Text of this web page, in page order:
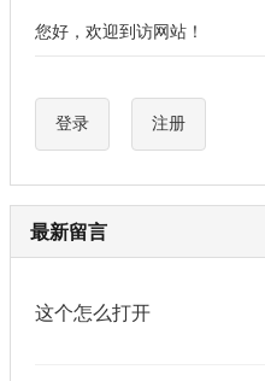
您好，欢迎到访网站！
登录 注册
最新留言
这个怎么打开